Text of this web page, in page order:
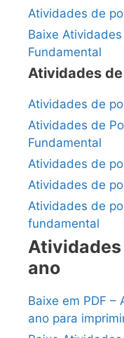
Atividades de
Baixe
Fundamental
Atividades
Atividades de
Atividades de
Fundamental
Atividades de
Atividades de
Atividades de
fundamental
Atividades
ano
Baixe em PDF –
ano para